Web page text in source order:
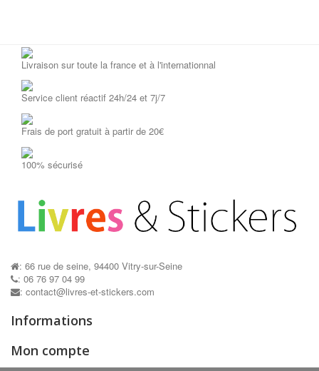
Livraison sur toute la france et à l'internationnal
Service client réactif 24h/24 et 7j/7
Frais de port gratuit à partir de 20€
100% sécurisé
: 66 rue de seine, 94400 Vitry-sur-Seine
: 06 76 97 04 99
: contact@livres-et-stickers.com
Informations
Mon compte